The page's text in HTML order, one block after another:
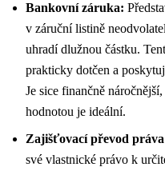
Bankovní záruka:
v záruční listině
uhradí dlužnou částku.
prakticky dotčen a
Je sice finančně
hodnotou je ideální.
Zajišťovací převod
své vlastnické právo k